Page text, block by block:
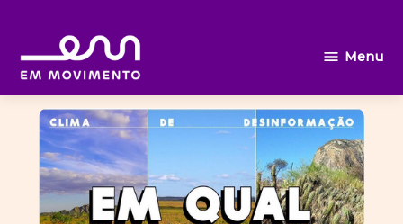
para
conteúdo
movimento
Menu